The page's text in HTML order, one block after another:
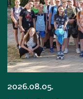
2026.08.05.